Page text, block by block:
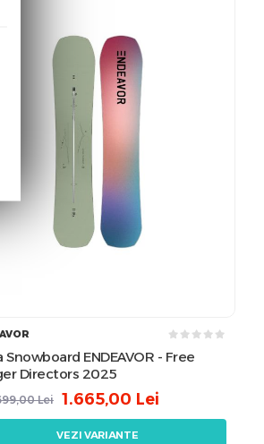
Snowboard ENDEAVOR - Free
Directors 2025
Lei 1.665,00 Lei
VEZI VARIANTE